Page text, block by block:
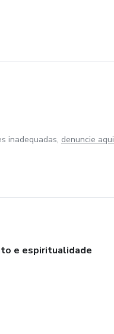
inadequadas, denuncie aqui
e espiritualidade